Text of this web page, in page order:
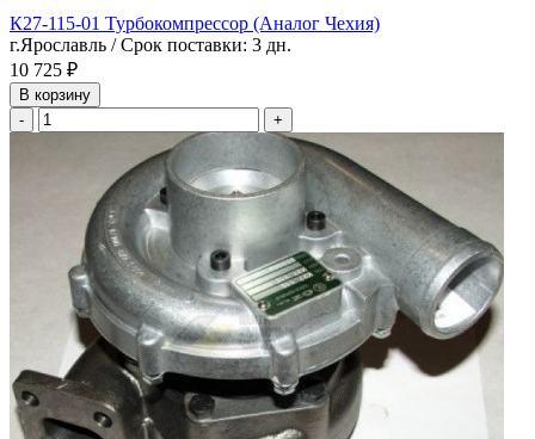
К27-115-01 Турбокомпрессор (Аналог Чехия)
г.Ярославль / Срок поставки: 3 дн.
10 725 ₽
В корзину
-
+